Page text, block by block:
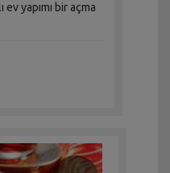
ev yapımı bir açma